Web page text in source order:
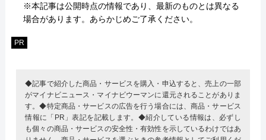
※本記事は公開時点の情報であり、最新のものとは異なる
場合があります。あらかじめご了承ください。
PR
◆記事で紹介した商品・サービスを購入・申込すると、売上の一部
がマイナビニュース・マイナビウーマンに還元されることがありま
す。◆特定商品・サービスの広告を行う場合には、商品・サービス
情報に「PR」表記を記載します。◆紹介している情報は、必ずし
も個々の商品・サービスの安全性・有効性を示しているわけではあ